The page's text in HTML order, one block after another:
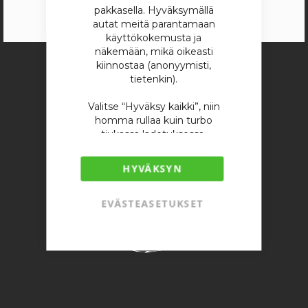
pakkasella. Hyväksymällä
autat meitä parantamaan
käyttökokemusta ja
näkemään, mikä oikeasti
kiinnostaa (anonyymisti,
tietenkin).
Valitse “Hyväksy kaikki”, niin
homma rullaa kuin turbo
tiukassa ladetuksessa.
myös kekseissä.
HYVÄKSYN
EVÄSTEASETUKSET